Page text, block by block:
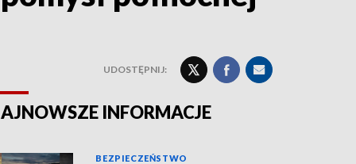
UDOSTĘPNIJ:
INFORMACJE
BEZPIECZEŃSTWO